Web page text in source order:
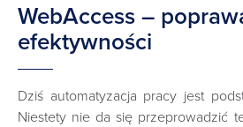
WebAccess –
efektywności
Dziś automatyzacja pracy jest
Niestety nie da się przeprowadzić